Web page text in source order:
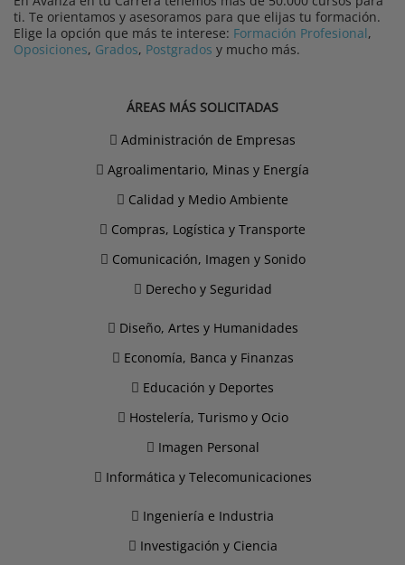
ti. Te orientamos y asesoramos para que elijas tu formación.
Elige la opción que más te interese: Formación Profesional,
Oposiciones, Grados, Postgrados y mucho más.
ÁREAS MÁS SOLICITADAS
Administración de Empresas
Agroalimentario, Minas y Energía
Calidad y Medio Ambiente
Compras, Logística y Transporte
Comunicación, Imagen y Sonido
Derecho y Seguridad
Diseño, Artes y Humanidades
Economía, Banca y Finanzas
Educación y Deportes
Hostelería, Turismo y Ocio
Imagen Personal
Informática y Telecomunicaciones
Ingeniería e Industria
Investigación y Ciencia